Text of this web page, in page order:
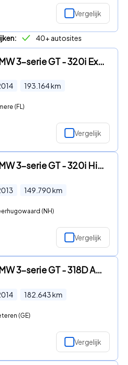
Vergelijk
40+ autosites
BMW 3-serie GT - 320i Executive*M-Pakket*Automaat*Clima*NL Auto*2e eigenaar
193.164km
(FL)
Vergelijk
BMW 3-serie GT - 320i High Executive AUT|NAVI|Leder
149.790km
(NH)
Vergelijk
BMW 3-serie GT - 318D AUT. EXECUTIVE | CARPLAY | CRUISE | CLIMATE | PDC | STO
182.643km
(GE)
Vergelijk